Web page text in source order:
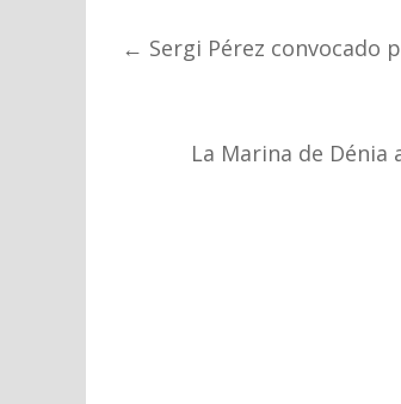
← Sergi Pérez convocado
La Marina de Dénia